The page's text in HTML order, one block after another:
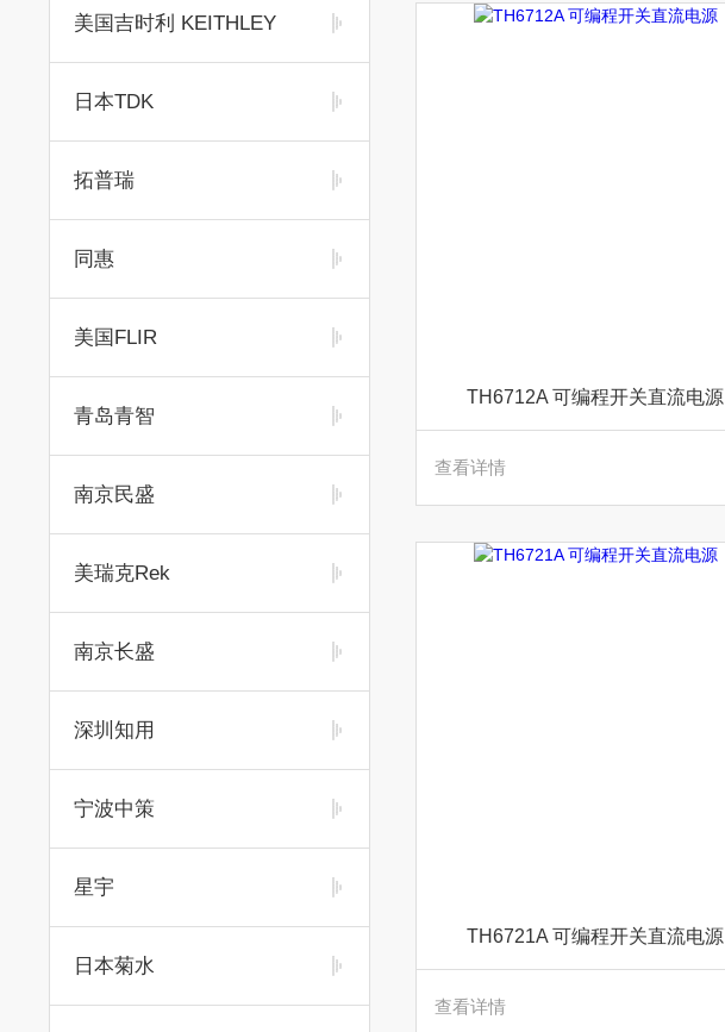
美国吉时利 KEITHLEY
日本TDK
拓普瑞
同惠
美国FLIR
青岛青智
南京民盛
美瑞克Rek
南京长盛
深圳知用
宁波中策
星宇
日本菊水
TH6712A 可编程开关直流电源
查看详情
TH6721A 可编程开关直流电源
查看详情